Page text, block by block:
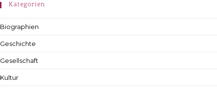
Kategorien
Biographien
Geschichte
Gesellschaft
Kultur